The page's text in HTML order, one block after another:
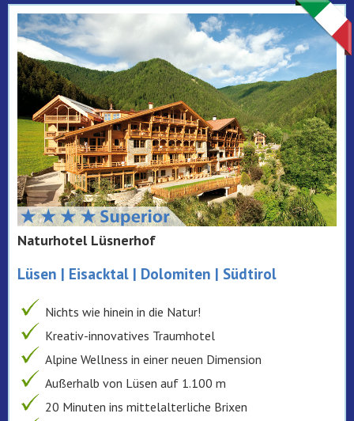
Naturhotel Lüsnerhof
Lüsen | Eisacktal | Dolomiten | Südtirol
Nichts wie hinein in die Natur!
Kreativ-innovatives Traumhotel
Alpine Wellness in einer neuen Dimension
Außerhalb von Lüsen auf 1.100 m
20 Minuten ins mittelalterliche Brixen